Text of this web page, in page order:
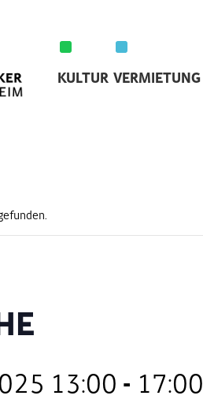
KULTUR VERMIETUNG
13:00 - 17:00